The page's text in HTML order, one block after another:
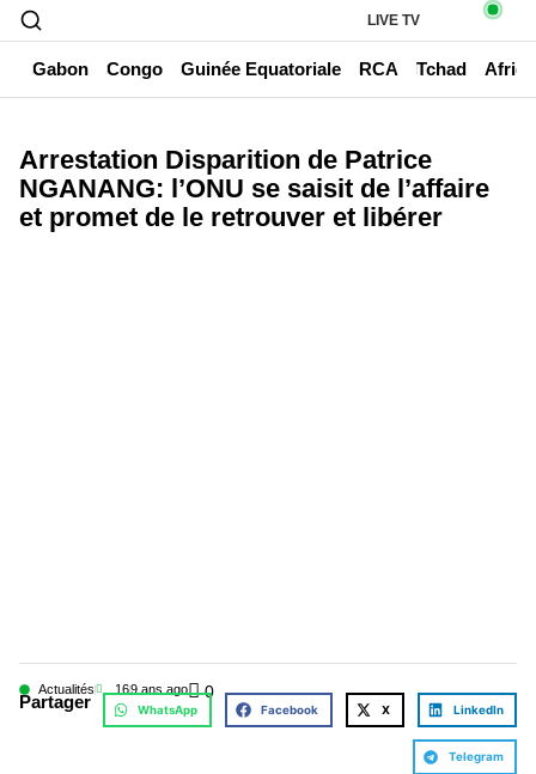
LIVE TV
Gabon Congo Guinée Equatoriale RCA Tchad
Arrestation Disparition de Patrice
NGANANG: l’ONU se saisit de l’affaire
et promet de le retrouver et libérer
Actualités 169 ans ago 0
Partager WhatsApp Facebook X LinkedIn
Telegram